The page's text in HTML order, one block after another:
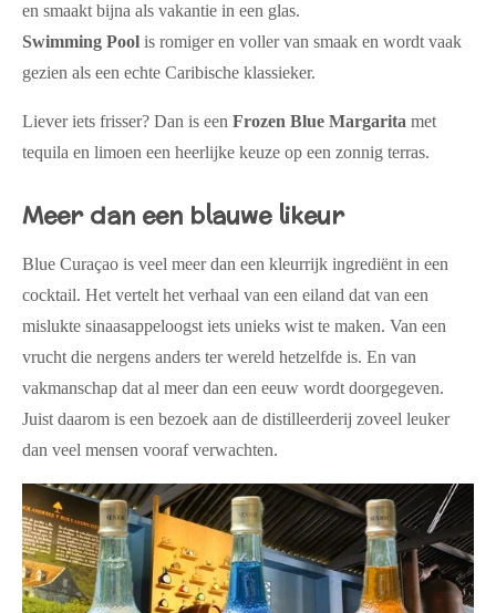
en smaakt bijna als vakantie in een glas.
Swimming Pool is romiger en voller van smaak en wordt vaak
gezien als een echte Caribische klassieker.
Liever iets frisser? Dan is een Frozen Blue Margarita met
tequila en limoen een heerlijke keuze op een zonnig terras.
Meer dan een blauwe likeur
Blue Curaçao is veel meer dan een kleurrijk ingrediënt in een
cocktail. Het vertelt het verhaal van een eiland dat van een
mislukte sinaasappeloogst iets unieks wist te maken. Van een
vrucht die nergens anders ter wereld hetzelfde is. En van
vakmanschap dat al meer dan een eeuw wordt doorgegeven.
Juist daarom is een bezoek aan de distilleerderij zoveel leuker
dan veel mensen vooraf verwachten.